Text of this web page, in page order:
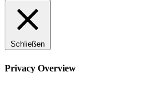
Schließen
Privacy Overview